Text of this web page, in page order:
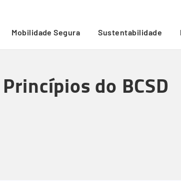
Mobilidade Segura Sustentabilidade
do BCSD